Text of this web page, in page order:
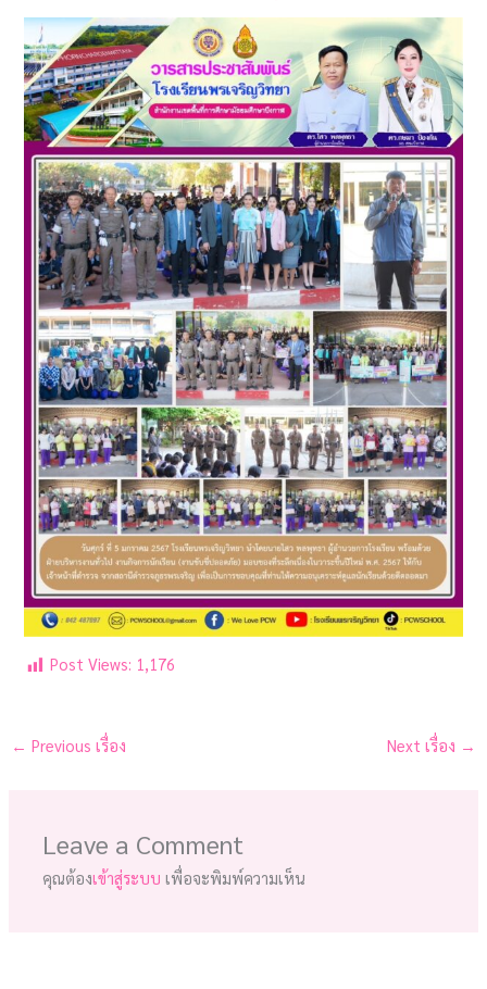
Post Views: 1,176
← Previous เรื่อง Next เรื่อง →
Leave a Comment
คุณต้องเข้าสู่ระบบ เพื่อจะพิมพ์ความเห็น